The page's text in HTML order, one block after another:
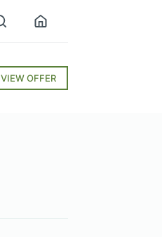
VIEW OFFER